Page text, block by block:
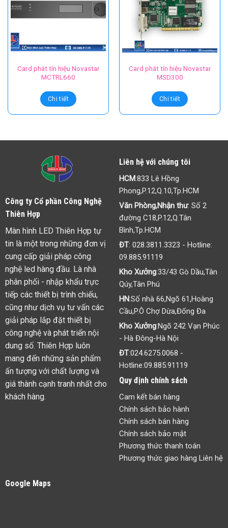
Card phát tín hiệu Novastar
MCTRL660
Chi tiết
Card phát tín hiệu Novastar
MSD300
Chi tiết
Công ty Cổ phần Công Nghệ
Thiên Hợp
Màn hình LED Thiên Hợp tự
tin là một trong những đơn vị
cung cấp giải pháp công
nghệ led hàng đầu. Là nhà
phân phối - nhập khẩu trực
tiếp các thiết bị trình chiếu,
cũng như dịch vụ tư vấn các
giải pháp lắp đặt thiết bị
công nghệ và phát triển nội
dung số. Thiên Hợp luôn
mang đến những sản phẩm
ấn tượng với chất lượng và
giá thành cạnh tranh nhất cho
khách hàng.
Liên hệ với chúng tôi
HCM:833 Lê Hồng
Phong,P.12,Q.10,Tp.HCM
Văn Phòng,Nhận thư: Số 2
đường C18,P.12,Q.Tân
Bình,Tp.HCM
ĐT: 028.3811.3323 - Hotline:
09.885.91119
Kho Xưởng:33/43 Gò Dầu,Tân
Qúy,Tân Phú
HN:Số nhà 66,Ngõ 61,Hoàng
Cầu,P.Ô Chợ Dừa,Đống Đa
Kho Xưởng:Ngõ 242 Vạn Phúc
- Hà Đông-Hà Nội
ĐT:024.6275.0068 -
Hotline:09.885.91119
Quy định chính sách
Cam kết bán hàng
Chính sách bảo hành
Chính sách bán hàng
Chính sách bảo mật
Phương thức thanh toán
Phương thức giao hàng Liên hệ
Google Maps